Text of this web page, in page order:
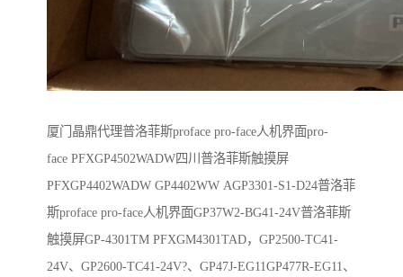
厦门晶鼎代理普洛菲斯proface pro-face人机界面pro-
face PFXGP4502WADW四川普洛菲斯触摸屏
PFXGP4402WADW GP4402WW AGP3301-S1-D24普洛菲
斯proface pro-face人机界面GP37W2-BG41-24V普洛菲斯
触摸屏GP-4301TM PFXGM4301TAD，GP2500-TC41-
24V、GP2600-TC41-24V?、GP47J-EG11GP477R-EG11、